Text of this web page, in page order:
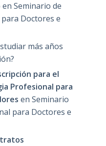
en Seminario de
Doctores e
más años
para el
Profesional para
en Seminario
para Doctores e